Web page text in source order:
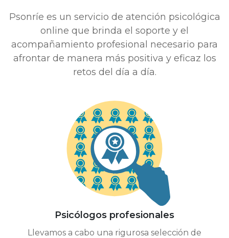
Psonríe es un servicio de atención psicológica
online que brinda el soporte y el
acompañamiento profesional necesario para
afrontar de manera más positiva y eficaz los
retos del día a día.
Psicólogos profesionales
Llevamos a cabo una rigurosa selección de